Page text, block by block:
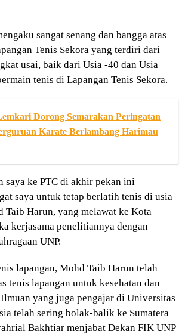
sangat senang dan bangga atas
Tenis Sekora yang terdiri dari
usai, baik dari Usia -40 dan Usia
tenis di Lapangan Tenis Sekora.
Dorong Semarakan Peringatan
Karate Berlambang Harimau
saya ke PTC di akhir pekan ini
saya untuk tetap berlatih tenis di usia
Taib Harun, yang melawat ke Kota
kerjasama penelitiannya dengan
UNP.
lapangan, Mohd Taib Harun telah
tenis lapangan untuk kesehatan dan
yang juga pengajar di Universitas
telah sering bolak-balik ke Sumatera
Bakhtiar menjabat Dekan FIK UNP